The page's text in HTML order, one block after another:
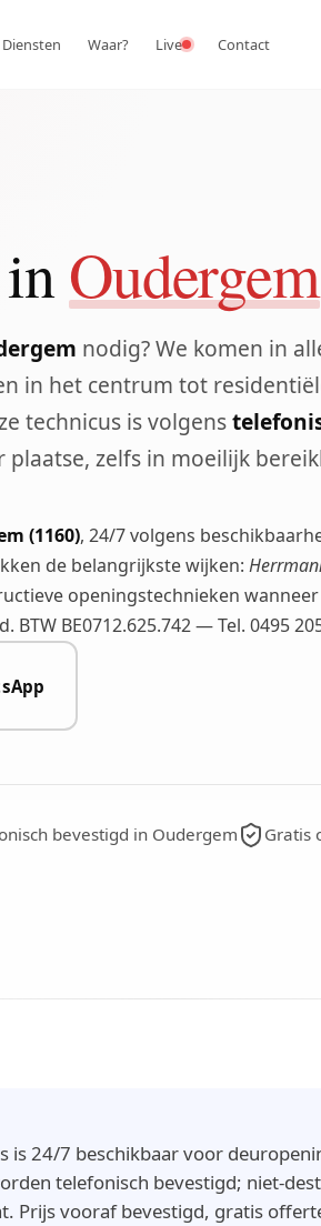
Diensten Waar? Live Contact
Oudergem
nodig? We komen in
in het centrum tot
technicus is volgens
plaatse, zelfs in moeilijk
(1160), 24/7 volgens
de belangrijkste wijken:
openingstechnieken
BE0712.625.742 — Tel. 0495
bevestigd in Oudergem Gratis
is 24/7 beschikbaar voor
telefonisch bevestigd; niet-
Prijs vooraf bevestigd, gratis